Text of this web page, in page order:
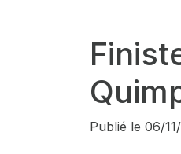
Publié le 06/